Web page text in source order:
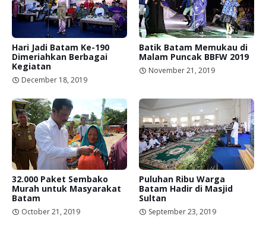
Hari Jadi Batam Ke-190
Dimeriahkan Berbagai
Kegiatan
December 18, 2019
Batik Batam Memukau di
Malam Puncak BBFW 2019
November 21, 2019
32.000 Paket Sembako
Murah untuk Masyarakat
Batam
October 21, 2019
Puluhan Ribu Warga
Batam Hadir di Masjid
Sultan
September 23, 2019